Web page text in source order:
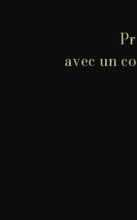
avec un